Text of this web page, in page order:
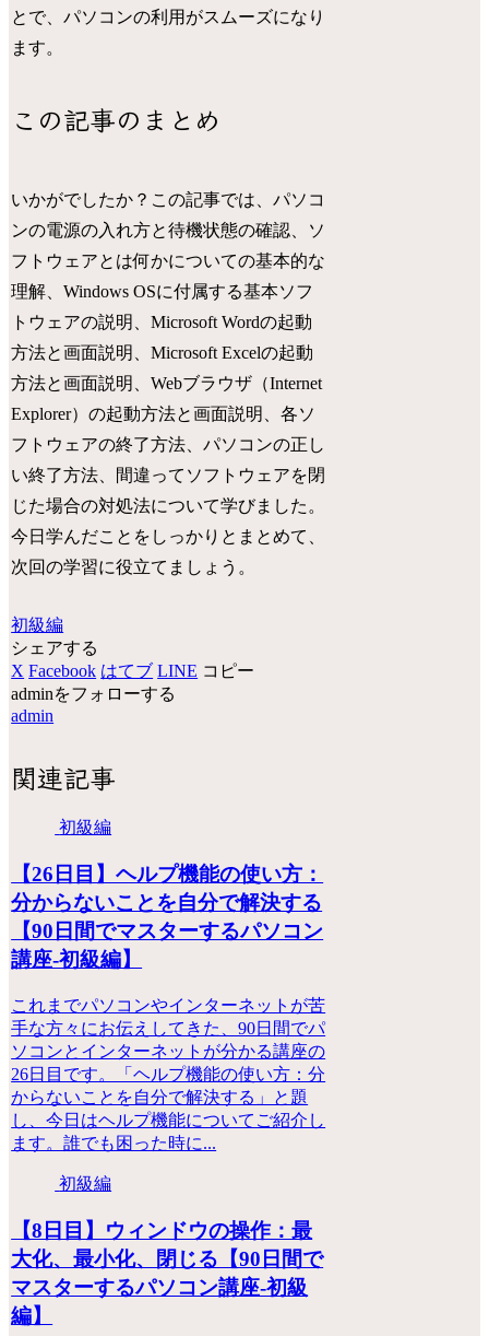
とで、パソコンの利用がスムーズになり
ます。
この記事のまとめ
いかがでしたか？この記事では、パソコ
ンの電源の入れ方と待機状態の確認、ソ
フトウェアとは何かについての基本的な
理解、Windows OSに付属する基本ソフ
トウェアの説明、Microsoft Wordの起動
方法と画面説明、Microsoft Excelの起動
方法と画面説明、Webブラウザ（Internet
Explorer）の起動方法と画面説明、各ソ
フトウェアの終了方法、パソコンの正し
い終了方法、間違ってソフトウェアを閉
じた場合の対処法について学びました。
今日学んだことをしっかりとまとめて、
次回の学習に役立てましょう。
初級編
シェアする
X Facebook はてブ LINE コピー
adminをフォローする
admin
関連記事
初級編
【26日目】ヘルプ機能の使い方：
分からないことを自分で解決する
【90日間でマスターするパソコン
講座-初級編】
これまでパソコンやインターネットが苦
手な方々にお伝えしてきた、90日間でパ
ソコンとインターネットが分かる講座の
26日目です。「ヘルプ機能の使い方：分
からないことを自分で解決する」と題
し、今日はヘルプ機能についてご紹介し
ます。誰でも困った時に...
初級編
【8日目】ウィンドウの操作：最
大化、最小化、閉じる【90日間で
マスターするパソコン講座-初級
編】